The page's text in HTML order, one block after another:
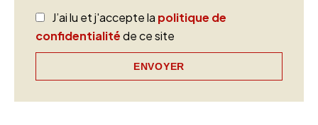
J’ai lu et j'accepte la politique de
confidentialitéde ce site
ENVOYER